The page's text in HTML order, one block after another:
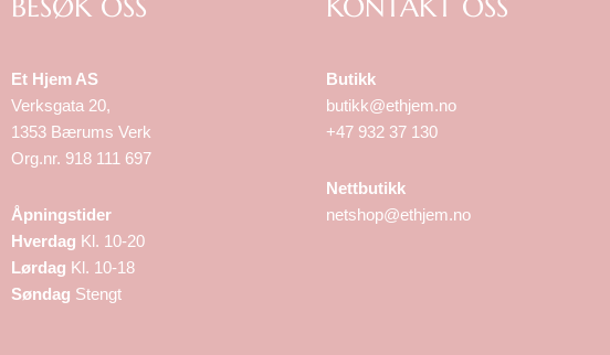
BESØK OSS
Et Hjem AS
Verksgata 20,
1353 Bærums Verk
Org.nr. 918 111 697
Åpningstider
Hverdag Kl. 10-20
Lørdag Kl. 10-18
Søndag Stengt
KONTAKT OSS
Butikk
butikk@ethjem.no
+47 932 37 130
Nettbutikk
netshop@ethjem.no